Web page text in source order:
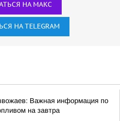
НА МАКС
НА TELEGRAM
Важная информация по
на завтра